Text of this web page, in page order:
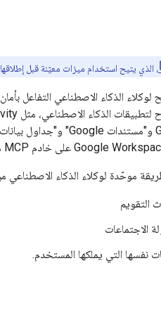
، الذي يتيح استخدام ميزات معيّنة قبل إطلاقها.
التقويم
الاجتماعات
نفسها التي يملكها المستخدم.